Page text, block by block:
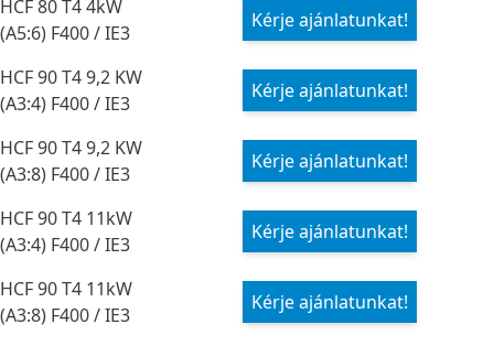
HCF 80 T4 4kW
(A5:6) F400 / IE3
Kérje ajánlatunkat!
HCF 90 T4 9,2 KW
(A3:4) F400 / IE3
Kérje ajánlatunkat!
HCF 90 T4 9,2 KW
(A3:8) F400 / IE3
Kérje ajánlatunkat!
HCF 90 T4 11kW
(A3:4) F400 / IE3
Kérje ajánlatunkat!
HCF 90 T4 11kW
(A3:8) F400 / IE3
Kérje ajánlatunkat!